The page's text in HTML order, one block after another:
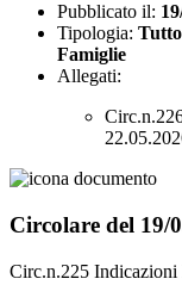
Pubblicato il:
Tipologia:
Famiglie
Allegati:
Circolare del 19/
Circ.n.225 Indicazioni